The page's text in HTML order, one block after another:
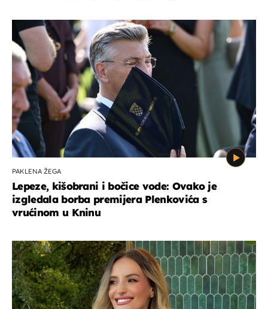
PAKLENA ŽEGA
Lepeze, kišobrani i bočice vode: Ovako je
izgledala borba premijera Plenkovića s
vrućinom u Kninu